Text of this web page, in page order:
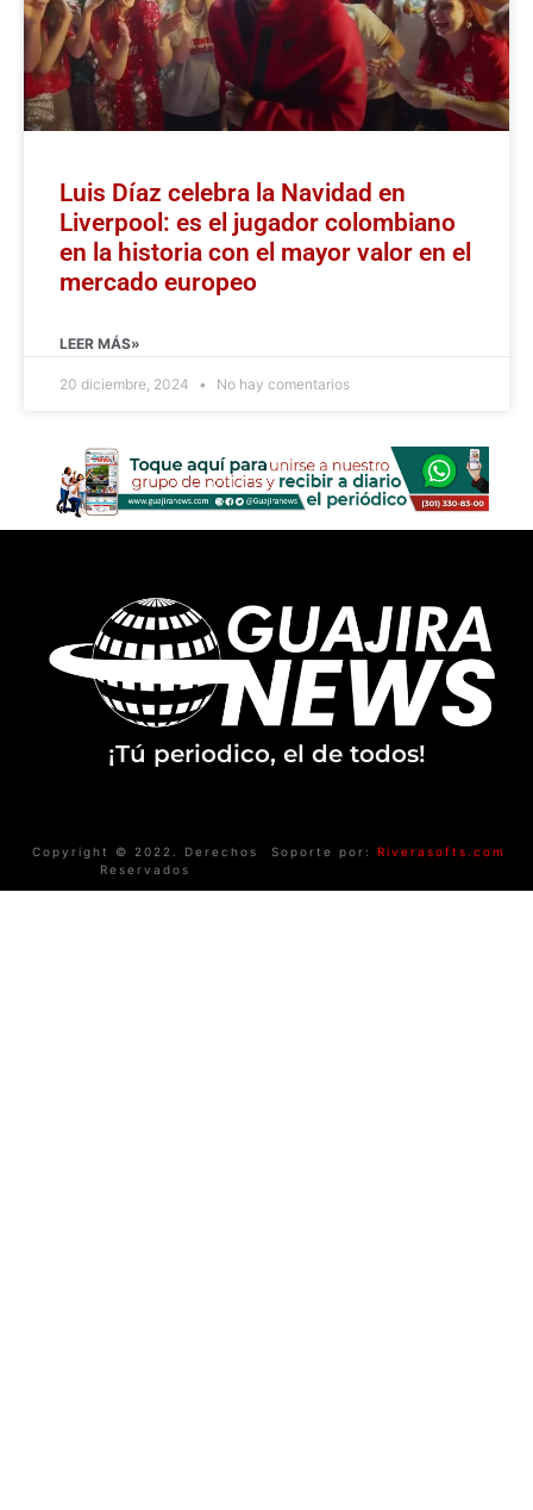
Luis Díaz celebra la Navidad en
Liverpool: es el jugador colombiano
en la historia con el mayor valor en el
mercado europeo
LEER MÁS»
20 diciembre, 2024 No hay comentarios
¡Tú periodico, el de todos!
Copyright © 2022. Derechos
Reservados
Soporte por: Riverasofts.com